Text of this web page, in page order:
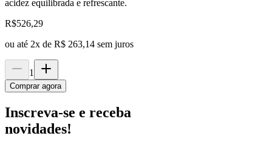
acidez equilibrada e refrescante.
R$526,29
ou até 2x de R$ 263,14 sem juros
1
Comprar agora
Inscreva-se e receba
novidades!